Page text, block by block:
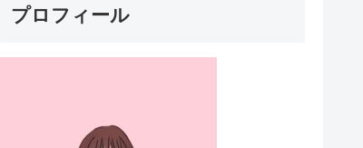
プロフィール